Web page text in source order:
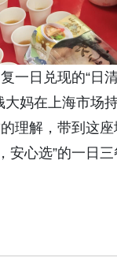
一日兑现的“
妈在上海市场
理解，带到这
安心选”的一日